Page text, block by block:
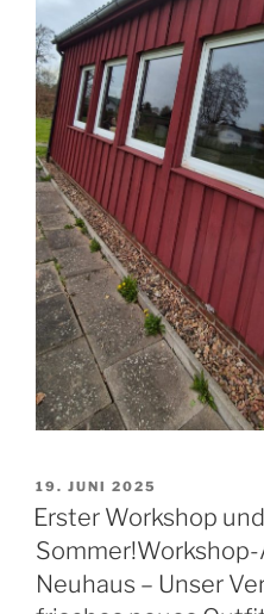
VERÖFFENTLICHT
AM
19. JUNI 2025
Erster Workshop
Neuhaus – Unser